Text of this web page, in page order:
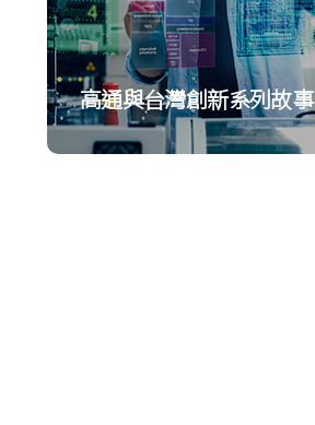
高通與台灣創新系列故事